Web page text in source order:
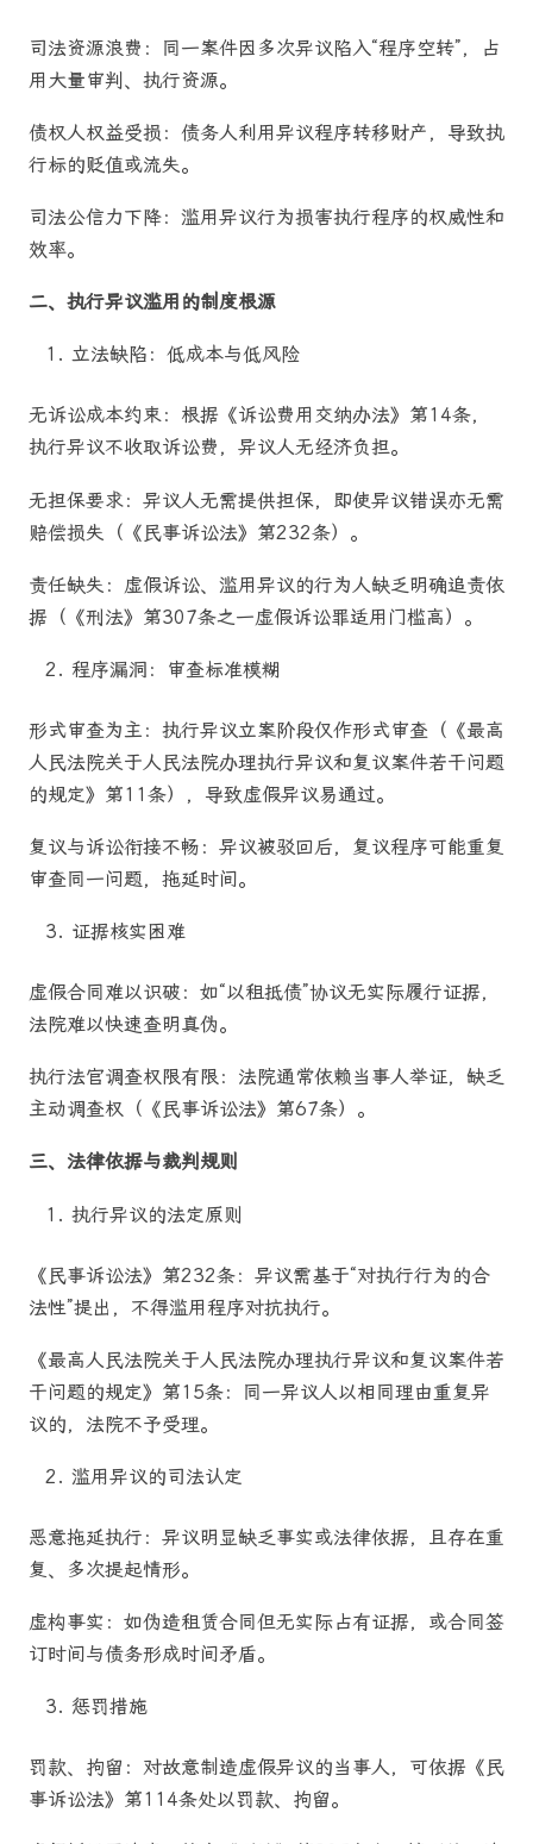
司法资源浪费：同一案件因多次异议陷入“程序空转”，占
用大量审判、执行资源。
债权人权益受损：债务人利用异议程序转移财产，导致执
行标的贬值或流失。
司法公信力下降：滥用异议行为损害执行程序的权威性和
效率。
二、执行异议滥用的制度根源
立法缺陷：低成本与低风险
无诉讼成本约束：根据《诉讼费用交纳办法》第14条，
执行异议不收取诉讼费，异议人无经济负担。
无担保要求：异议人无需提供担保，即使异议错误亦无需
赔偿损失（《民事诉讼法》第232条）。
责任缺失：虚假诉讼、滥用异议的行为人缺乏明确追责依
据（《刑法》第307条之一虚假诉讼罪适用门槛高）。
程序漏洞：审查标准模糊
形式审查为主：执行异议立案阶段仅作形式审查（《最高
人民法院关于人民法院办理执行异议和复议案件若干问题
的规定》第11条），导致虚假异议易通过。
复议与诉讼衔接不畅：异议被驳回后，复议程序可能重复
审查同一问题，拖延时间。
证据核实困难
虚假合同难以识破：如“以租抵债”协议无实际履行证据，
法院难以快速查明真伪。
执行法官调查权限有限：法院通常依赖当事人举证，缺乏
主动调查权（《民事诉讼法》第67条）。
三、法律依据与裁判规则
执行异议的法定原则
《民事诉讼法》第232条：异议需基于“对执行行为的合
法性”提出，不得滥用程序对抗执行。
《最高人民法院关于人民法院办理执行异议和复议案件若
干问题的规定》第15条：同一异议人以相同理由重复异
议的，法院不予受理。
滥用异议的司法认定
恶意拖延执行：异议明显缺乏事实或法律依据，且存在重
复、多次提起情形。
虚构事实：如伪造租赁合同但无实际占有证据，或合同签
订时间与债务形成时间矛盾。
惩罚措施
罚款、拘留：对故意制造虚假异议的当事人，可依据《民
事诉讼法》第114条处以罚款、拘留。